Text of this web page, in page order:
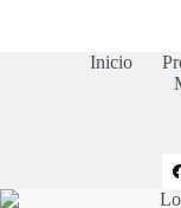
Inicio